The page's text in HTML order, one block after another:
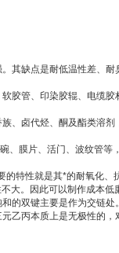
其缺点是耐低温性差、
胶管、印染胶辊、电缆胶
、卤代烃、酮及酯类溶剂
膜片、活门、波纹管等
特性就是其*的耐氧化、
大。因此可以制作成本低
的双键主要是作为交链
乙丙本质上是无极性的，